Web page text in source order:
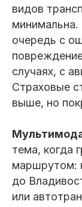
видов
минимальна.
очередь с
случаях, с
Страховые
выше, но
тема, когда
маршрутом:
до
или